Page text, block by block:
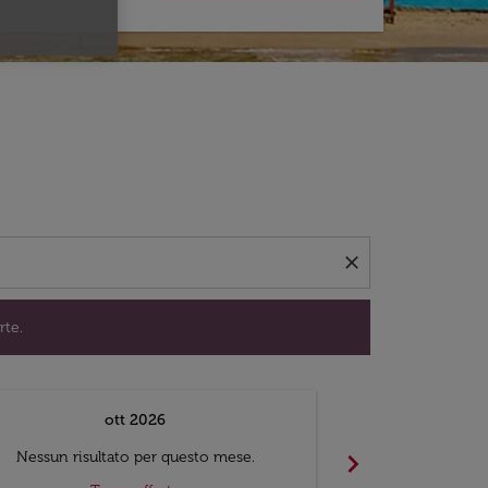
close
trovare offerte.
ott 2026
Nessun risultato per questo mese.
chevron_right